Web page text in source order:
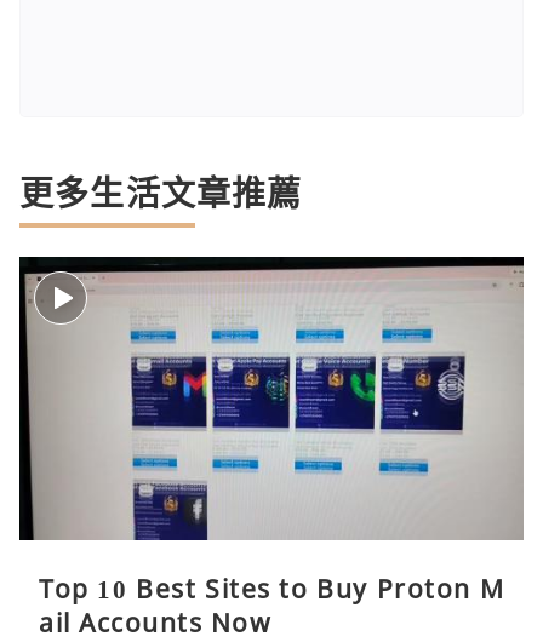
更多生活文章推薦
Top 10 Best Sites to Buy Proton M
ail Accounts Now